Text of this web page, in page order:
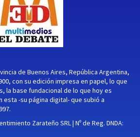
de Buenos Aires, República Argentina,
con su edición impresa en papel, lo que
la base fundacional de lo que hoy es
esta -su página digital- que subió a
Zarateño SRL | Nº de Reg. DNDA: